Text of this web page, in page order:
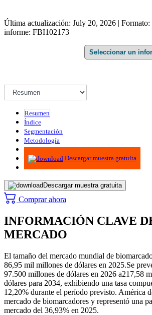
Última actualización: July 20, 2026 |
informe: FBI102173
Resumen
Índice
Segmentación
Metodología
Infografías
Descargar muestra gratuita
Descargar muestra gratuita
Comprar ahora
INFORMACIÓN CLAVE
MERCADO
El tamaño del mercado mundial de
86,95 mil millones de dólares en 2025.Se
97.500 millones de dólares en 2026 a217,58
dólares para 2034, exhibiendo una tasa
12,20% durante el período previsto. América
mercado de biomarcadores y representó una
mercado del 36,93% en 2025.